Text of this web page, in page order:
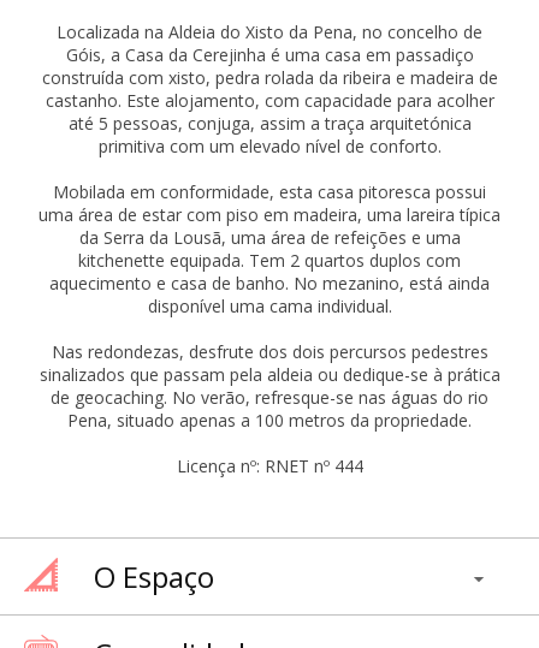
Localizada na Aldeia do Xisto da Pena, no concelho de
Góis, a Casa da Cerejinha é uma casa em passadiço
construída com xisto, pedra rolada da ribeira e madeira de
castanho. Este alojamento, com capacidade para acolher
até 5 pessoas, conjuga, assim a traça arquitetónica
primitiva com um elevado nível de conforto.
Mobilada em conformidade, esta casa pitoresca possui
uma área de estar com piso em madeira, uma lareira típica
da Serra da Lousã, uma área de refeições e uma
kitchenette equipada. Tem 2 quartos duplos com
aquecimento e casa de banho. No mezanino, está ainda
disponível uma cama individual.
Nas redondezas, desfrute dos dois percursos pedestres
sinalizados que passam pela aldeia ou dedique-se à prática
de geocaching. No verão, refresque-se nas águas do rio
Pena, situado apenas a 100 metros da propriedade.
Licença nº: RNET nº 444
O Espaço